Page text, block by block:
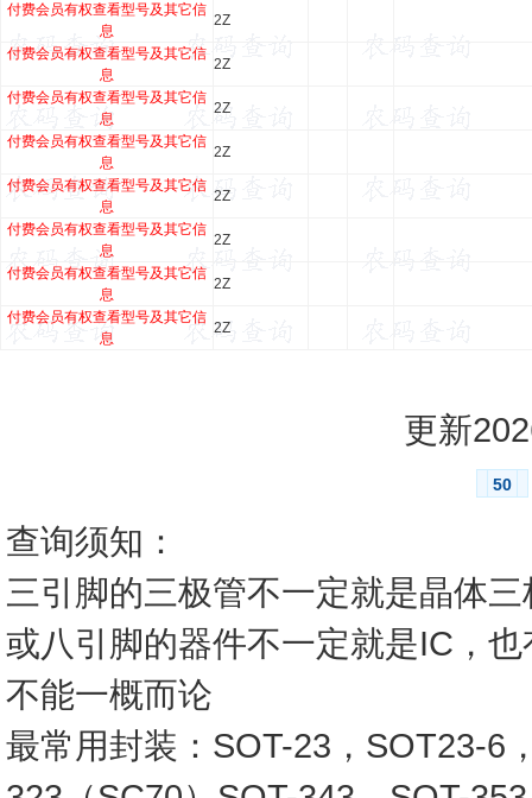
付费会员有权查看型号及其它信
息
2Z
付费会员有权查看型号及其它信
息
2Z
付费会员有权查看型号及其它信
息
2Z
付费会员有权查看型号及其它信
息
2Z
付费会员有权查看型号及其它信
息
2Z
付费会员有权查看型号及其它信
息
2Z
付费会员有权查看型号及其它信
息
2Z
付费会员有权查看型号及其它信
息
2Z
更新
50
查询须知：
三引脚的三极管不一定就是晶体
或八引脚的器件不一定就是IC，
不能一概而论
最常用封装：SOT-23，SOT23-6